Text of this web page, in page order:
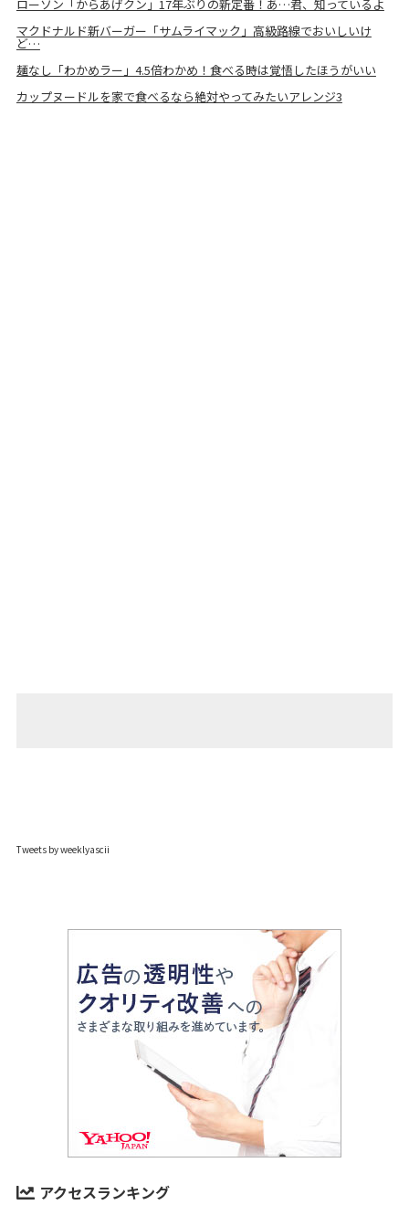
ローソン「からあげクン」17年ぶりの新定番！あ…君、知っているよ
マクドナルド新バーガー「サムライマック」高級路線でおいしいけ
ど…
麺なし「わかめラー」4.5倍わかめ！食べる時は覚悟したほうがいい
カップヌードルを家で食べるなら絶対やってみたいアレンジ3
Tweets by weeklyascii
アクセスランキング